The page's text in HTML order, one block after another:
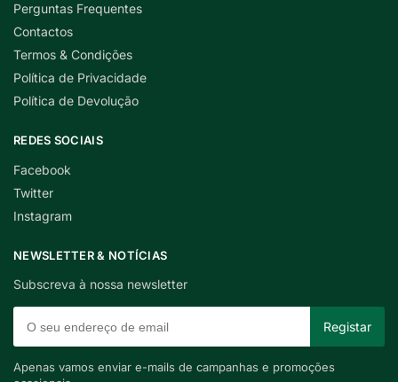
Perguntas Frequentes
Contactos
Termos & Condições
Política de Privacidade
Política de Devolução
REDES SOCIAIS
Facebook
Twitter
Instagram
NEWSLETTER & NOTÍCIAS
Subscreva à nossa newsletter
Apenas vamos enviar e-mails de campanhas e promoções